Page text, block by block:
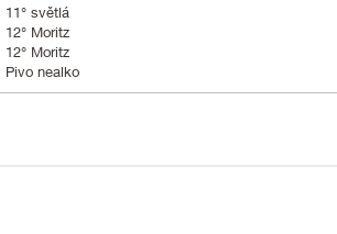
11° světlá
12° Moritz
12° Moritz
Pivo nealko